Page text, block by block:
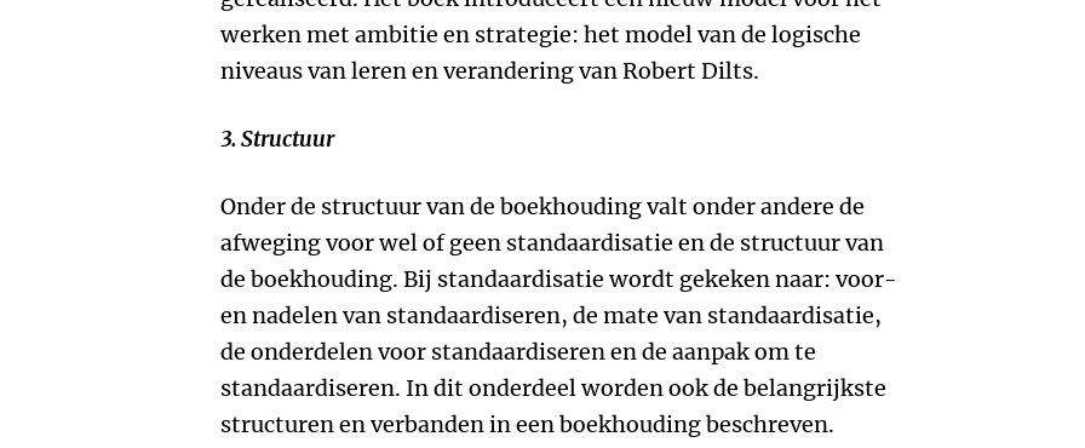
werken met ambitie en strategie: het model van de logische
niveaus van leren en verandering van Robert Dilts.
3. Structuur
Onder de structuur van de boekhouding valt onder andere de
afweging voor wel of geen standaardisatie en de structuur van
de boekhouding. Bij standaardisatie wordt gekeken naar: voor-
en nadelen van standaardiseren, de mate van standaardisatie,
de onderdelen voor standaardiseren en de aanpak om te
standaardiseren. In dit onderdeel worden ook de belangrijkste
structuren en verbanden in een boekhouding beschreven.